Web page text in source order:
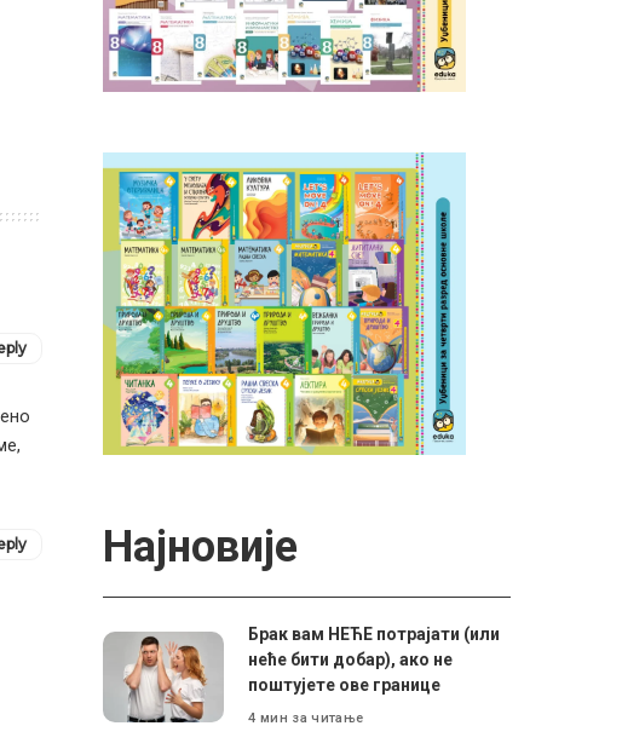
Најновије
Брак вам НЕЋЕ потрајати (или
неће бити добар), ако не
поштујете ове границе
4 мин за читање